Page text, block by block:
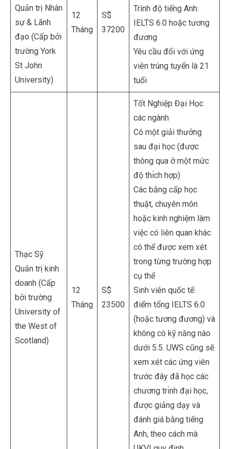
Trình độ tiếng Anh:
IELTS 6.0 hoặc tương
đương
Yêu cầu đối với ứng
viên trúng tuyển là 21
tuổi
Quản trị Nhân
sự & Lãnh
đạo (Cấp bởi
trường York
St John
University)
12
Tháng
S$
37200
Thạc Sỹ
Quản trị kinh
doanh (Cấp
bởi trường
University of
the West of
Scotland)
12
Tháng
S$
23500
Tốt Nghiệp Đại Học
các ngành
Có một giải thưởng
sau đại học (được
thông qua ở một mức
độ thı́ch hợp)
Các bằng cấp học
thuật, chuyên môn
hoặc kinh nghiệm làm
việc có liên quan khác
có thể được xem xét
trong từng trường hợp
cụ thể
Sinh viên quốc tế:
điểm tổng IELTS 6.0
(hoặc tương đương) và
không có kỹ năng nào
dưới 5.5. UWS cũng sẽ
xem xét các ứng viên
trước đây đã học các
chương trı̀nh đại học,
được giảng dạy và
đánh giá bằng tiếng
Anh, theo cách mà